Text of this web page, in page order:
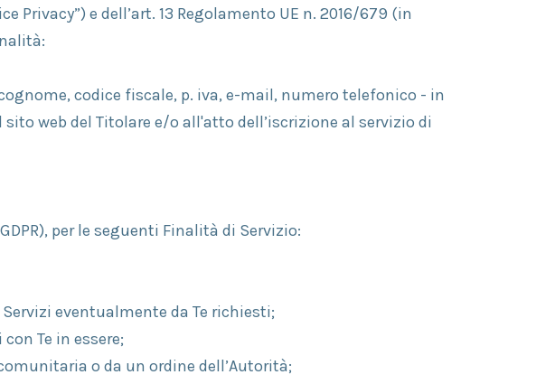
Privacy”) e dell’art. 13 Regolamento UE n. 2016/679 (in
codice fiscale, p. iva, e-mail, numero telefonico - in
web del Titolare e/o all'atto dell’iscrizione al servizio di
per le seguenti Finalità di Servizio:
eventualmente da Te richiesti;
Te in essere;
o da un ordine dell’Autorità;